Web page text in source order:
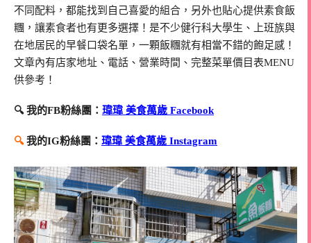
不同配料，都能找到自己喜愛的組合，另外也貼心提供素食飯
糰，讓素食者也有更多選擇！是不少健行科大學生、上班族與
在地居民的早餐口袋名單，一顆飯糰就有相當不錯的飽足感！
文章內有店家地址、電話、營業時間、完整菜單價目表MENU
供參考！
🔍 我的FB粉絲團： 瑋瑋 美食萬歲 Facebook
🔍我的IG粉絲團： 瑋瑋 美食萬歲 Instagram